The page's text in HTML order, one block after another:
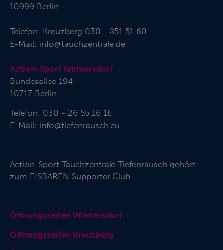
10999 Berlin
Telefon: Kreuzberg 030 - 851 51 60
E-Mail: info@tauchzentrale.de
Action-Sport Wilmersdorf
Bundesallee 194
10717 Berlin
Telefon: 030 - 26 55 16 16
E-Mail: info@tiefenrausch.eu
Action-Sport Tauchzentrale Tiefenrausch gehört
zum EISBÄREN Supporter Club
Öffnungszeiten Wilmersdorf
Öffnungszeiten Kreuzberg